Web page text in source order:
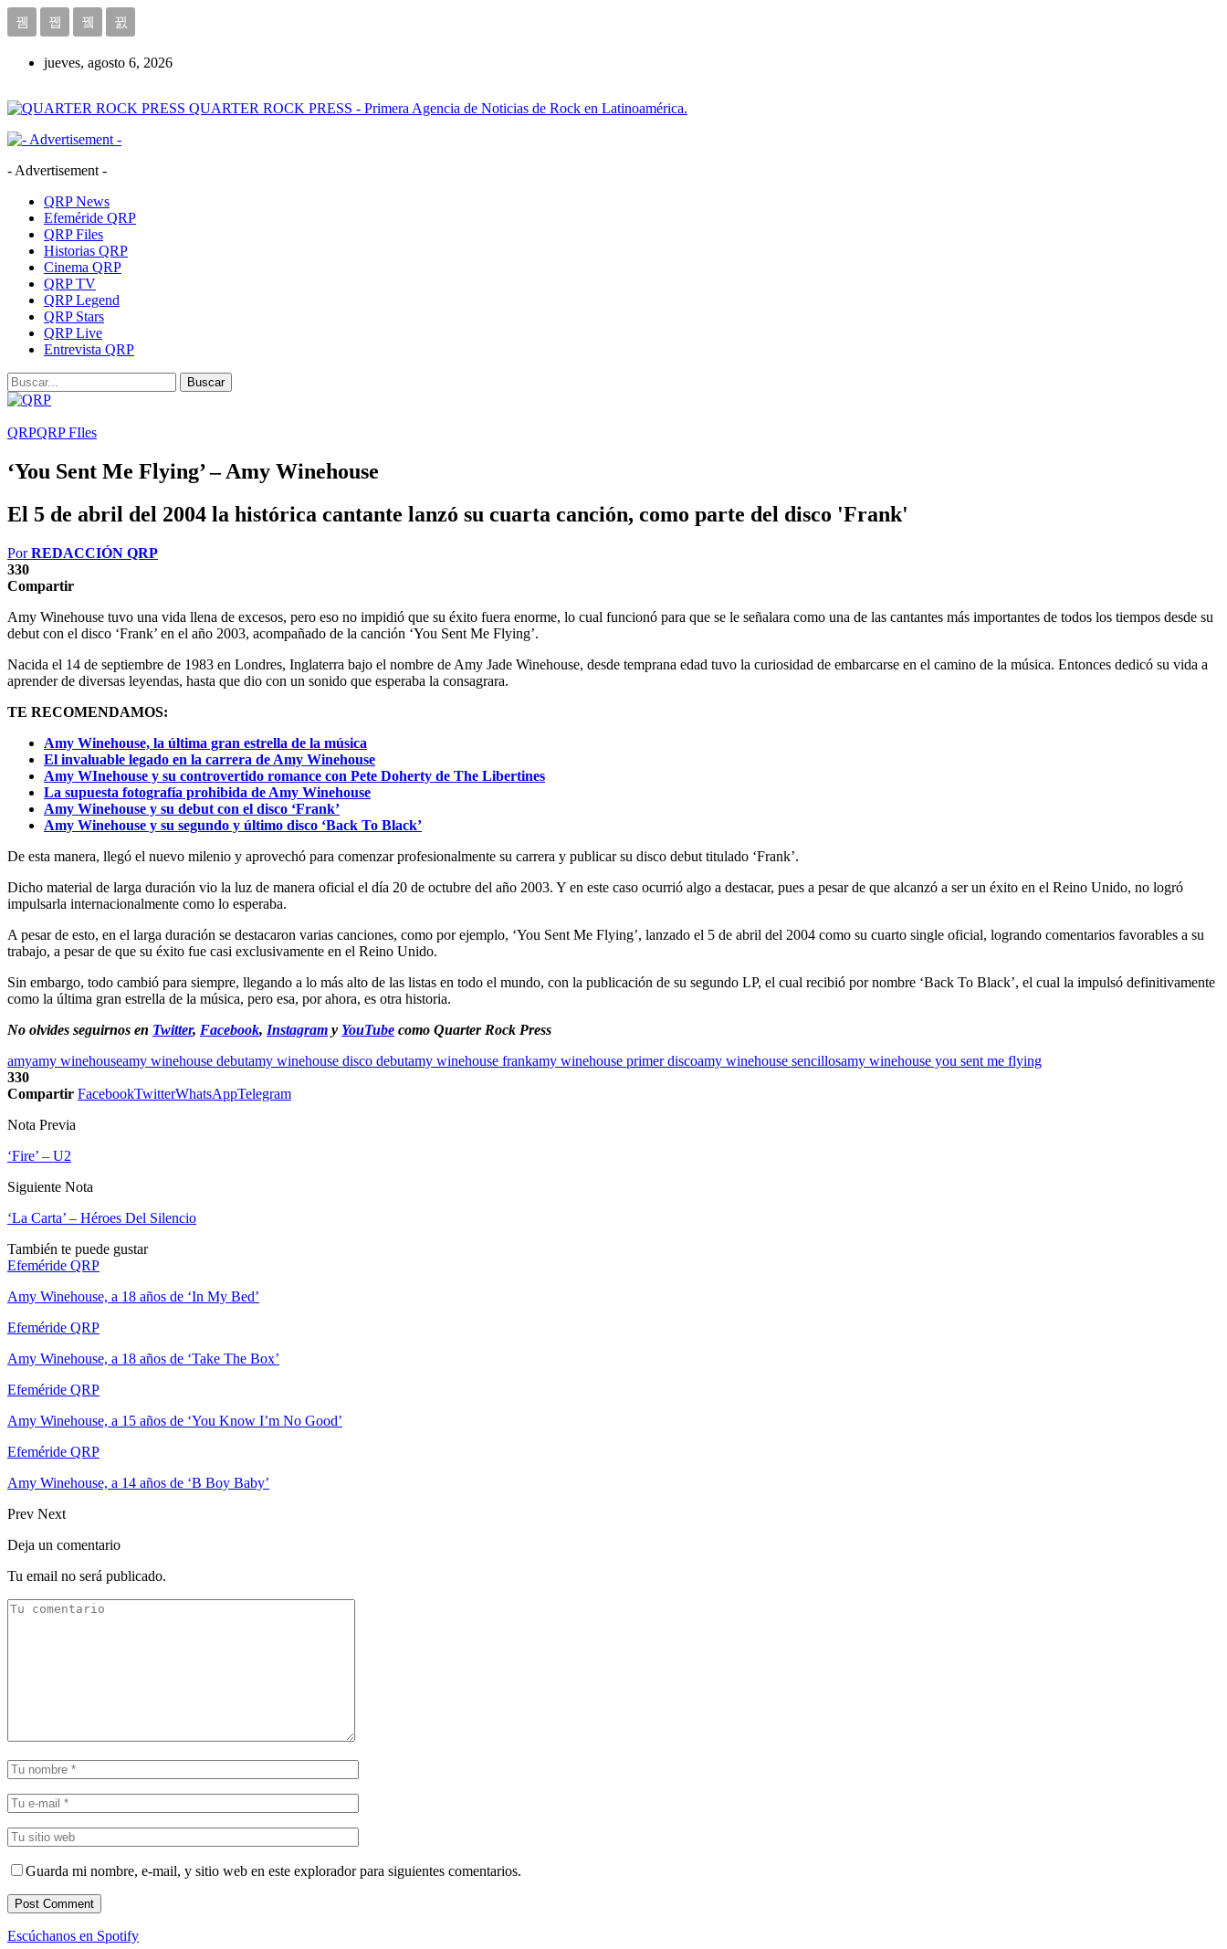
jueves, agosto 6, 2026
QUARTER ROCK PRESS - Primera Agencia de Noticias de Rock en Latinoamérica.
- Advertisement -
QRP News
Efeméride QRP
QRP Files
Historias QRP
Cinema QRP
QRP TV
QRP Legend
QRP Stars
QRP Live
Entrevista QRP
QRPQRP FIles
‘You Sent Me Flying’ – Amy Winehouse
El 5 de abril del 2004 la histórica cantante lanzó su cuarta canción, como parte del disco 'Frank'
PorREDACCIÓN QRP
330
Compartir
Amy Winehouse tuvo una vida llena de excesos, pero eso no impidió que su éxito fuera enorme, lo cual funcionó para que se le señalara como una de las cantantes más importantes de todos los tiempos desde su
debut con el disco ‘Frank’ en el año 2003, acompañado de la canción ‘You Sent Me Flying’.
Nacida el 14 de septiembre de 1983 en Londres, Inglaterra bajo el nombre de Amy Jade Winehouse, desde temprana edad tuvo la curiosidad de embarcarse en el camino de la música. Entonces dedicó su vida a
aprender de diversas leyendas, hasta que dio con un sonido que esperaba la consagrara.
TE RECOMENDAMOS:
Amy Winehouse, la última gran estrella de la música
El invaluable legado en la carrera de Amy Winehouse
Amy WInehouse y su controvertido romance con Pete Doherty de The Libertines
La supuesta fotografía prohibida de Amy Winehouse
Amy Winehouse y su debut con el disco ‘Frank’
Amy Winehouse y su segundo y último disco ‘Back To Black’
De esta manera, llegó el nuevo milenio y aprovechó para comenzar profesionalmente su carrera y publicar su disco debut titulado ‘Frank’.
Dicho material de larga duración vio la luz de manera oficial el día 20 de octubre del año 2003. Y en este caso ocurrió algo a destacar, pues a pesar de que alcanzó a ser un éxito en el Reino Unido, no logró
impulsarla internacionalmente como lo esperaba.
A pesar de esto, en el larga duración se destacaron varias canciones, como por ejemplo, ‘You Sent Me Flying’, lanzado el 5 de abril del 2004 como su cuarto single oficial, logrando comentarios favorables a su
trabajo, a pesar de que su éxito fue casi exclusivamente en el Reino Unido.
Sin embargo, todo cambió para siempre, llegando a lo más alto de las listas en todo el mundo, con la publicación de su segundo LP, el cual recibió por nombre ‘Back To Black’, el cual la impulsó definitivamente
como la última gran estrella de la música, pero esa, por ahora, es otra historia.
No olvides seguirnos en Twitter, Facebook, Instagram y YouTube como Quarter Rock Press
amyamy winehouseamy winehouse debutamy winehouse disco debutamy winehouse frankamy winehouse primer discoamy winehouse sencillosamy winehouse you sent me flying
330
Compartir FacebookTwitterWhatsAppTelegram
Nota Previa
‘Fire’ – U2
Siguiente Nota
‘La Carta’ – Héroes Del Silencio
También te puede gustar
Efeméride QRP
Amy Winehouse, a 18 años de ‘In My Bed’
Efeméride QRP
Amy Winehouse, a 18 años de ‘Take The Box’
Efeméride QRP
Amy Winehouse, a 15 años de ‘You Know I’m No Good’
Efeméride QRP
Amy Winehouse, a 14 años de ‘B Boy Baby’
Prev Next
Deja un comentario
Tu email no será publicado.
Guarda mi nombre, e-mail, y sitio web en este explorador para siguientes comentarios.
Escúchanos en Spotify